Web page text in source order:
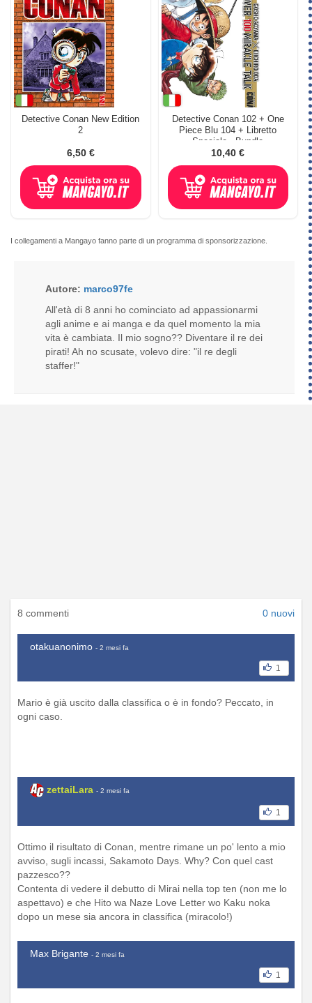
Detective Conan New Edition
2
6,50 €
Detective Conan 102 + One
Piece Blu 104 + Libretto
Speciale - Bundle
10,40 €
I collegamenti a Mangayo fanno parte di un programma di sponsorizzazione.
Autore: marco97fe
All'età di 8 anni ho cominciato ad appassionarmi
agli anime e ai manga e da quel momento la mia
vita è cambiata. Il mio sogno?? Diventare il re dei
pirati! Ah no scusate, volevo dire: "il re degli
staffer!"
8 commenti 0 nuovi
otakuanonimo - 2 mesi fa
1
Mario è già uscito dalla classifica o è in fondo? Peccato, in
ogni caso.
zettaiLara - 2 mesi fa
1
Ottimo il risultato di Conan, mentre rimane un po' lento a mio
avviso, sugli incassi, Sakamoto Days. Why? Con quel cast
pazzesco??
Contenta di vedere il debutto di Mirai nella top ten (non me lo
aspettavo) e che Hito wa Naze Love Letter wo Kaku noka
dopo un mese sia ancora in classifica (miracolo!)
Max Brigante - 2 mesi fa
1